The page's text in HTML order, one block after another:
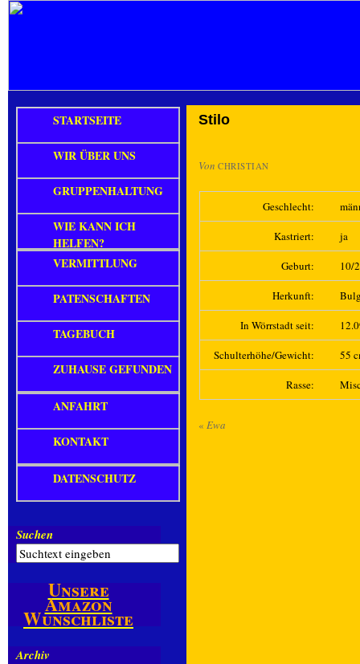
Stilo
Von CHRISTIAN
Geschlecht:
Kastriert: ja
Geburt: 10/
Herkunft:
In Wörrstadt seit:
Schulterhöhe/Gewicht: 55
Rasse:
« Ewa
STARTSEITE
WIR ÜBER UNS
GRUPPENHALTUNG
WIE KANN ICH
HELFEN?
VERMITTLUNG
PATENSCHAFTEN
TAGEBUCH
ZUHAUSE GEFUNDEN
ANFAHRT
KONTAKT
DATENSCHUTZ
Suchen
Unsere
Amazon
Wunschliste
Archiv